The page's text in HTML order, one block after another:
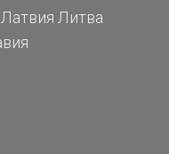
Латвия Литва